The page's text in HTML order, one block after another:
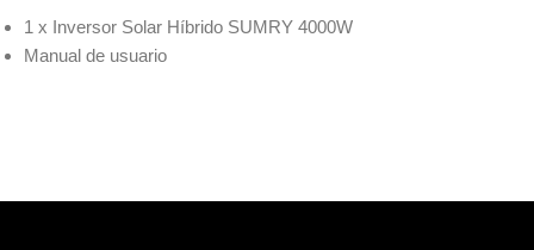
1 x Inversor Solar Híbrido SUMRY 4000W
Manual de usuario